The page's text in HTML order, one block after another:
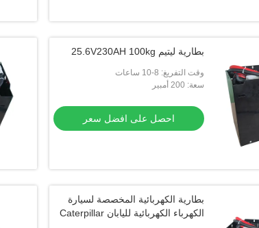
بطارية ليتيم 25.6V230AH 100kg
وقت التفريغ: 8-10 ساعات
سعة: 200 أمبير
احصل على افضل سعر
بطارية الكهربائية المخصصة لسيارة
الكهرباء الكهربائية لليابان Caterpillar